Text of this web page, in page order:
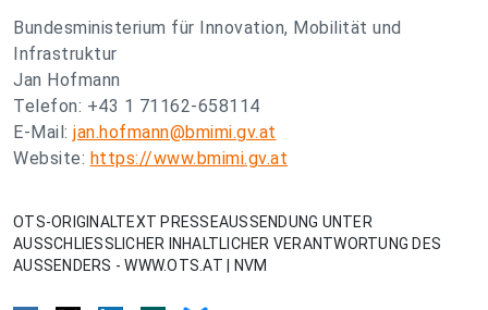
Bundesministerium für Innovation, Mobilität und
Infrastruktur
Jan Hofmann
Telefon: +43 1 71162-658114
E-Mail: jan.hofmann@bmimi.gv.at
Website: https://www.bmimi.gv.at
OTS-ORIGINALTEXT PRESSEAUSSENDUNG UNTER
AUSSCHLIESSLICHER INHALTLICHER VERANTWORTUNG DES
AUSSENDERS - WWW.OTS.AT | NVM